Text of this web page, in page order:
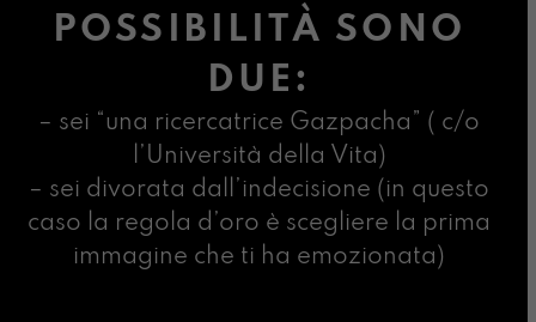
POSSIBILITÀ SONO
DUE:
– sei “una ricercatrice Gazpacha” ( c/o
l’Università della Vita)
– sei divorata dall’indecisione (in questo
caso la regola d’oro è scegliere la prima
immagine che ti ha emozionata)